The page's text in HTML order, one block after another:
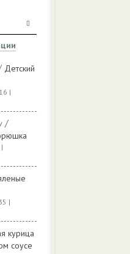
Детский
|
/
|
|
курица
соусе